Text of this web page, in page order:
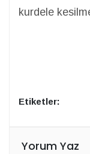
kurdele
Etiketler:
Yorum Yaz